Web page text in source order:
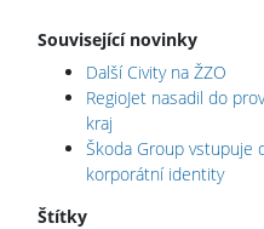
Související novinky
Další Civity na ŽZO
RegioJet nasadil do
kraj
Škoda Group vstupuje
korporátní identity
Štítky